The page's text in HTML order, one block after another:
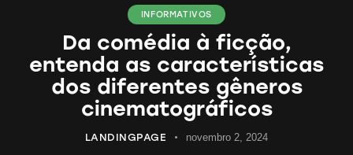
INFORMATIVOS
Da comédia à ficção,
entenda as características
dos diferentes gêneros
cinematográficos
LANDINGPAGE novembro 2, 2024